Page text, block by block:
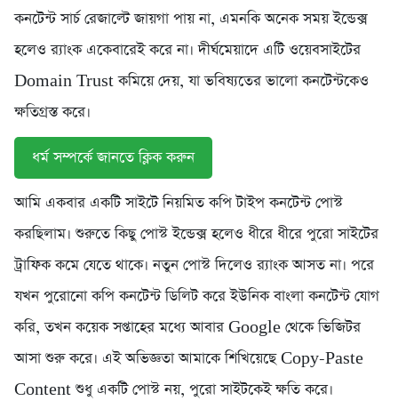
কনটেন্ট সার্চ রেজাল্টে জায়গা পায় না, এমনকি অনেক সময় ইন্ডেক্স
হলেও র‍্যাংক একেবারেই করে না। দীর্ঘমেয়াদে এটি ওয়েবসাইটের
Domain Trust কমিয়ে দেয়, যা ভবিষ্যতের ভালো কনটেন্টকেও
ক্ষতিগ্রস্ত করে।
ধর্ম সম্পর্কে জানতে ক্লিক করুন
আমি একবার একটি সাইটে নিয়মিত কপি টাইপ কনটেন্ট পোস্ট
করছিলাম। শুরুতে কিছু পোস্ট ইন্ডেক্স হলেও ধীরে ধীরে পুরো সাইটের
ট্রাফিক কমে যেতে থাকে। নতুন পোস্ট দিলেও র‍্যাংক আসত না। পরে
যখন পুরোনো কপি কনটেন্ট ডিলিট করে ইউনিক বাংলা কনটেন্ট যোগ
করি, তখন কয়েক সপ্তাহের মধ্যে আবার Google থেকে ভিজিটর
আসা শুরু করে। এই অভিজ্ঞতা আমাকে শিখিয়েছে Copy-Paste
Content শুধু একটি পোস্ট নয়, পুরো সাইটকেই ক্ষতি করে।